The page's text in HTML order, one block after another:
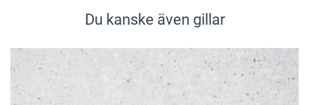
Du kanske även gillar